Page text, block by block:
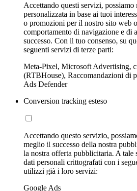
Accettando questi servizi,
personalizzata in base ai tuoi
o promozioni per il nostro sito web
comportamento di navigazione e di
successo. Con il tuo consenso, su
seguenti servizi di terze parti:
Meta-Pixel, Microsoft Advertising,
(RTBHouse), Raccomandazioni di
Ads Defender
Conversion tracking esteso
Accettando questo servizio,
meglio il successo della nostra
la nostra offerta pubblicitaria. A
dati personali crittografati con i
utilizzi già i loro servizi:
Google Ads